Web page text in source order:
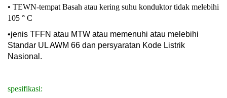
• TEWN-tempat Basah atau kering suhu konduktor tidak melebihi
105 ° C
•jenis TFFN atau MTW atau memenuhi atau melebihi
Standar UL AWM 66 dan persyaratan Kode Listrik
Nasional.
spesifikasi: